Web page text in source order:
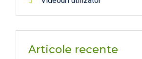
Articole recente